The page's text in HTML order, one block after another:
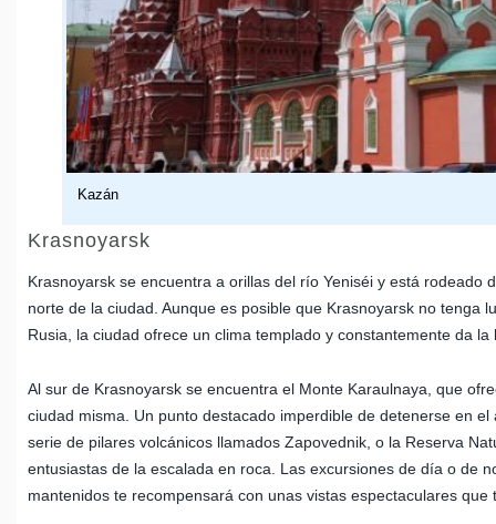
Kazán
Krasnoyarsk
Krasnoyarsk se encuentra a orillas del río Yeniséi y está rodeado
norte de la ciudad. Aunque es posible que Krasnoyarsk no tenga
Rusia, la ciudad ofrece un clima templado y constantemente da
Al sur de Krasnoyarsk se encuentra el Monte Karaulnaya, que
ciudad misma. Un punto destacado imperdible de detenerse en
serie de pilares volcánicos llamados Zapovednik, o la Reserva
entusiastas de la escalada en roca. Las excursiones de día o de
mantenidos te recompensará con unas vistas espectaculares